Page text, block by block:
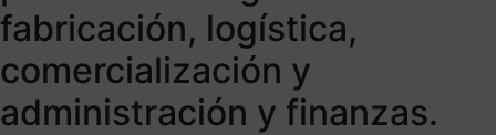
fabricación, logística,
comercialización y
administración y finanzas.